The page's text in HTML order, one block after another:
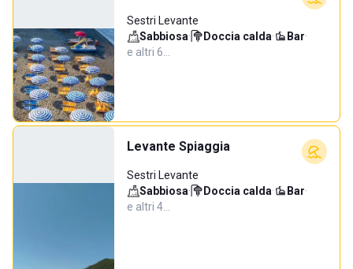
Sestri Levante
Sabbiosa· Doccia calda· Bar·
e altri 6…
Levante Spiaggia
Sestri Levante
Sabbiosa· Doccia calda· Bar·
e altri 4…